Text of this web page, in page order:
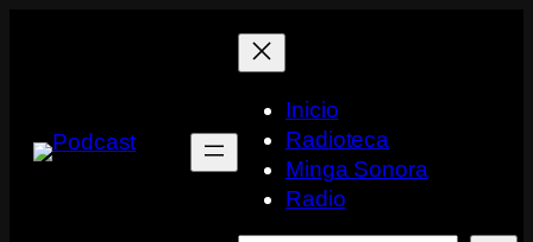
Inicio
Radioteca
Minga Sonora
Radio